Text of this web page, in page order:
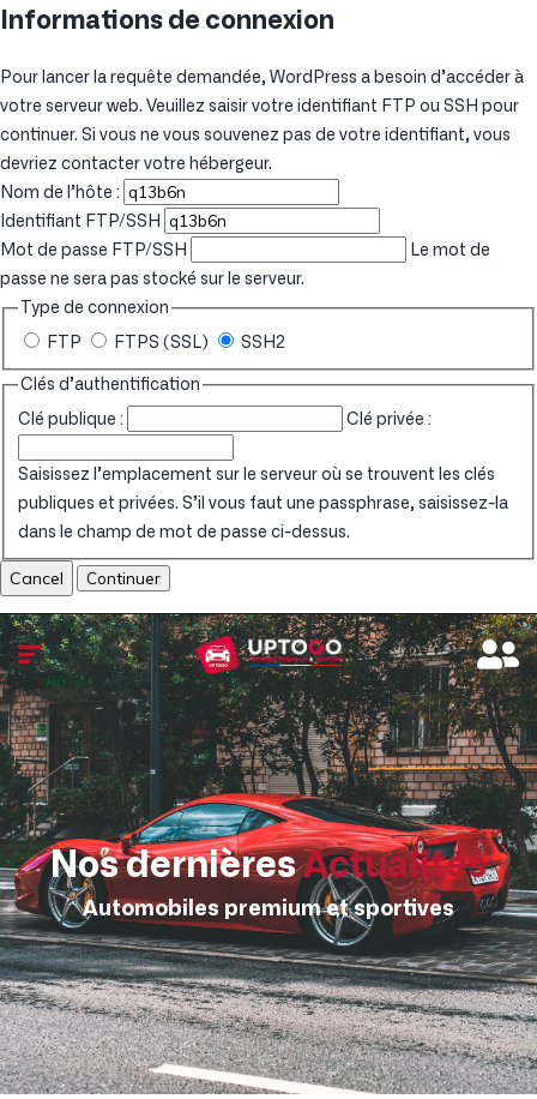
Informations de connexion
Pour lancer la requête demandée, WordPress a besoin d’accéder à
votre serveur web. Veuillez saisir votre identifiant FTP ou SSH pour
continuer. Si vous ne vous souvenez pas de votre identifiant, vous
devriez contacter votre hébergeur.
Nom de l’hôte :
Identifiant FTP/SSH
Mot de passe FTP/SSH
Le mot de
passe ne sera pas stocké sur le serveur.
Type de connexion
FTP FTPS (SSL) SSH2
Clés d’authentification
Clé publique : Clé privée :
Saisissez l’emplacement sur le serveur où se trouvent les clés
publiques et privées. S’il vous faut une passphrase, saisissez-la
dans le champ de mot de passe ci-dessus.
Cancel
Nos dernièresActualités
Automobiles premium et sportives